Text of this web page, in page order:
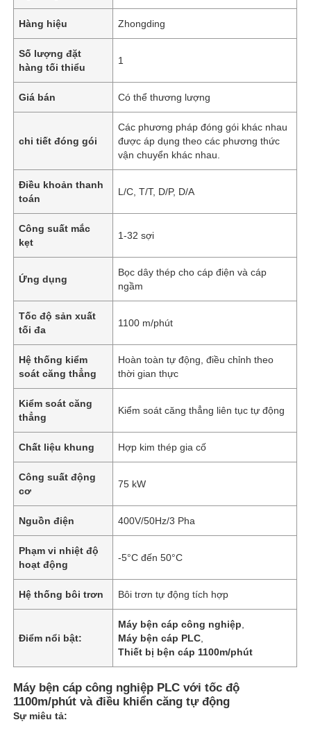
Hàng hiệu Zhongding
Số lượng đặt
hàng tối thiểu
1
Giá bán Có thể thương lượng
chi tiết đóng gói
Các phương pháp đóng gói khác nhau
được áp dụng theo các phương thức
vận chuyển khác nhau.
Điều khoản thanh
toán
L/C, T/T, D/P, D/A
Công suất mắc
kẹt
1-32 sợi
Ứng dụng
Bọc dây thép cho cáp điện và cáp
ngầm
Tốc độ sản xuất
tối đa
1100 m/phút
Hệ thống kiểm
soát căng thẳng
Hoàn toàn tự động, điều chỉnh theo
thời gian thực
Kiểm soát căng
thẳng
Kiểm soát căng thẳng liên tục tự động
Chất liệu khung Hợp kim thép gia cố
Công suất động
cơ
75 kW
Nguồn điện 400V/50Hz/3 Pha
Phạm vi nhiệt độ
hoạt động
-5°C đến 50°C
Hệ thống bôi trơn Bôi trơn tự động tích hợp
Điểm nổi bật:
Máy bện cáp công nghiệp
Máy bện cáp PLC
Thiết bị bện cáp 1100m/phút
Máy bện cáp công nghiệp PLC với tốc độ
1100m/phút và điều khiển căng tự động
Sự miêu tả: